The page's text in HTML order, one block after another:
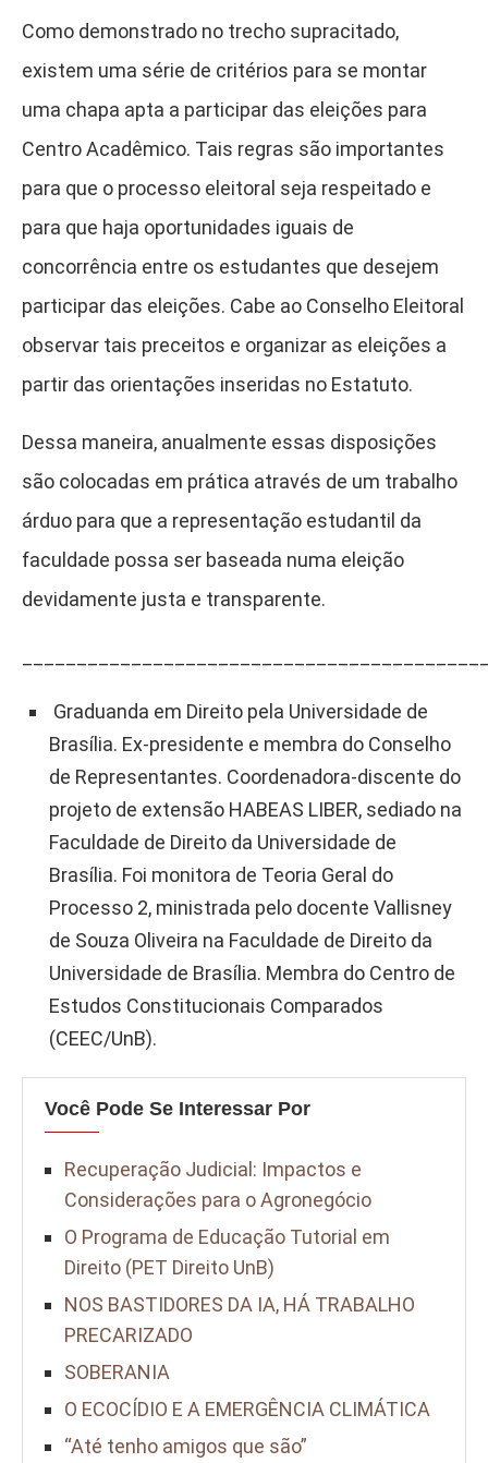
Como demonstrado no trecho supracitado,
existem uma série de critérios para se montar
uma chapa apta a participar das eleições para
Centro Acadêmico. Tais regras são importantes
para que o processo eleitoral seja respeitado e
para que haja oportunidades iguais de
concorrência entre os estudantes que desejem
participar das eleições. Cabe ao Conselho Eleitoral
observar tais preceitos e organizar as eleições a
partir das orientações inseridas no Estatuto.
Dessa maneira, anualmente essas disposições
são colocadas em prática através de um trabalho
árduo para que a representação estudantil da
faculdade possa ser baseada numa eleição
devidamente justa e transparente.
Graduanda em Direito pela Universidade de
Brasília. Ex-presidente e membra do Conselho
de Representantes. Coordenadora-discente do
projeto de extensão HABEAS LIBER, sediado na
Faculdade de Direito da Universidade de
Brasília. Foi monitora de Teoria Geral do
Processo 2, ministrada pelo docente Vallisney
de Souza Oliveira na Faculdade de Direito da
Universidade de Brasília. Membra do Centro de
Estudos Constitucionais Comparados
(CEEC/UnB).
Você Pode Se Interessar Por
Recuperação Judicial: Impactos e
Considerações para o Agronegócio
O Programa de Educação Tutorial em
Direito (PET Direito UnB)
NOS BASTIDORES DA IA, HÁ TRABALHO
PRECARIZADO
SOBERANIA
O ECOCÍDIO E A EMERGÊNCIA CLIMÁTICA
“Até tenho amigos que são”